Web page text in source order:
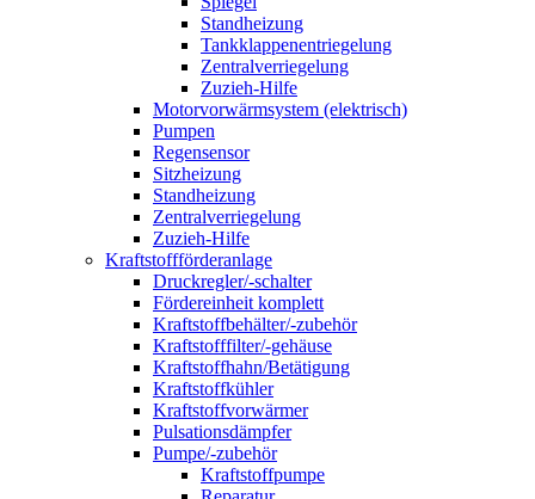
Standheizung
Tankklappenentriegelung
Zentralverriegelung
Zuzieh-Hilfe
Motorvorwärmsystem (elektrisch)
Pumpen
Regensensor
Sitzheizung
Standheizung
Zentralverriegelung
Zuzieh-Hilfe
Kraftstoffförderanlage
Druckregler/-schalter
Fördereinheit komplett
Kraftstoffbehälter/-zubehör
Kraftstofffilter/-gehäuse
Kraftstoffhahn/Betätigung
Kraftstoffkühler
Kraftstoffvorwärmer
Pulsationsdämpfer
Pumpe/-zubehör
Kraftstoffpumpe